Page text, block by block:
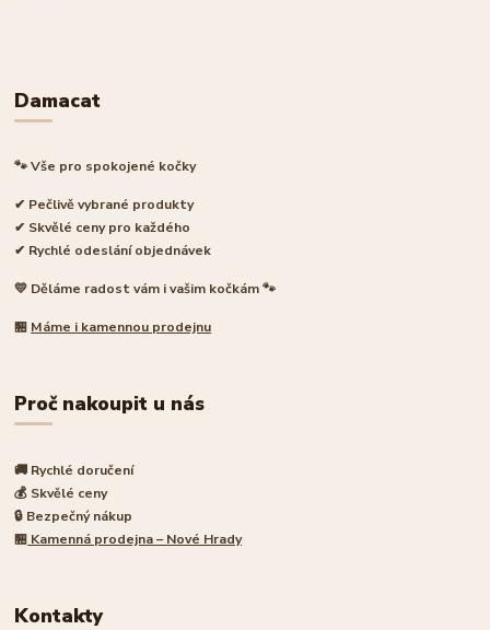
Damacat
🐾 Vše pro spokojené kočky
✔ Pečlivě vybrané produkty
✔ Skvělé ceny pro každého
✔ Rychlé odeslání objednávek
💛 Děláme radost vám i vašim kočkám 🐾
🏪 Máme i kamennou prodejnu
Proč nakoupit u nás
🚚 Rychlé doručení
💰 Skvělé ceny
🔒 Bezpečný nákup
🏪 Kamenná prodejna – Nové Hrady
Kontakty